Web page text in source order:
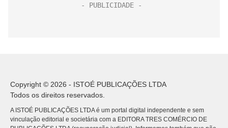
Copyright © 2026 - ISTOÉ PUBLICAÇÕES LTDA
Todos os direitos reservados.
A ISTOÉ PUBLICAÇÕES LTDA é um portal digital independente e sem
vinculação editorial e societária com a EDITORA TRES COMÉRCIO DE